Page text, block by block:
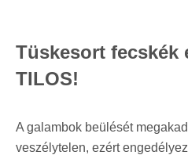
Tüskesort fecskék
TILOS!
A galambok beülését
veszélytelen, ezért